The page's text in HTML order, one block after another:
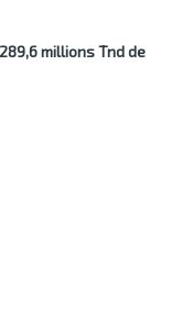
millions Tnd de